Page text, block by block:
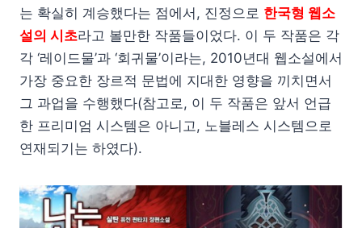
는 확실히 계승했다는 점에서, 진정으로 한국형 웹소
설의 시초라고 볼만한 작품들이었다. 이 두 작품은 각
각 ‘레이드물’과 ‘회귀물’이라는, 2010년대 웹소설에서
가장 중요한 장르적 문법에 지대한 영향을 끼치면서
그 과업을 수행했다(참고로, 이 두 작품은 앞서 언급
한 프리미엄 시스템은 아니고, 노블레스 시스템으로
연재되기는 하였다).